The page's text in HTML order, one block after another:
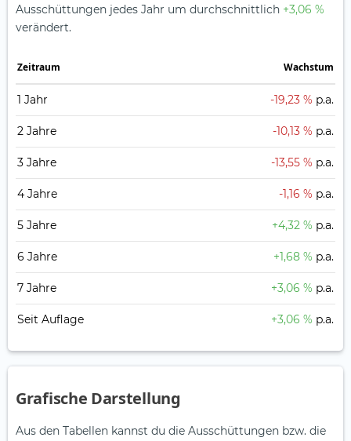
Ausschüttungen jedes Jahr um durchschnittlich +3,06 %
verändert.
Zeitraum Wachstum
1 Jahr -19,23 % p.a.
2 Jahre -10,13 % p.a.
3 Jahre -13,55 % p.a.
4 Jahre -1,16 % p.a.
5 Jahre +4,32 % p.a.
6 Jahre +1,68 % p.a.
7 Jahre +3,06 % p.a.
Seit Auflage +3,06 % p.a.
Grafische Darstellung
Aus den Tabellen kannst du die Ausschüttungen bzw. die